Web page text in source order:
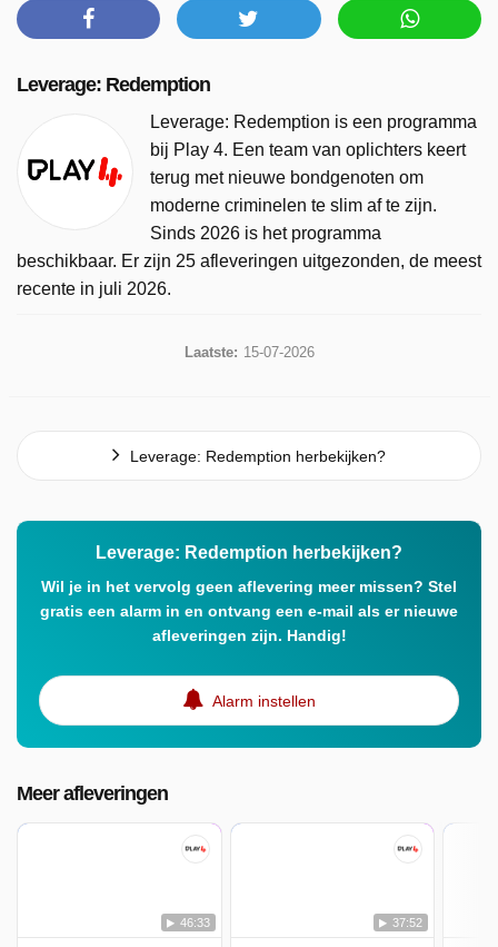
Leverage: Redemption
Leverage: Redemption is een programma
bij Play 4. Een team van oplichters keert
terug met nieuwe bondgenoten om
moderne criminelen te slim af te zijn.
Sinds 2026 is het programma
beschikbaar. Er zijn 25 afleveringen uitgezonden, de meest
recente in juli 2026.
Laatste: 15-07-2026
Leverage: Redemption herbekijken?
Leverage: Redemption herbekijken?
Wil je in het vervolg geen aflevering meer missen? Stel
gratis een alarm in en ontvang een e-mail als er nieuwe
afleveringen zijn. Handig!
Alarm instellen
Meer afleveringen
46:33 37:52